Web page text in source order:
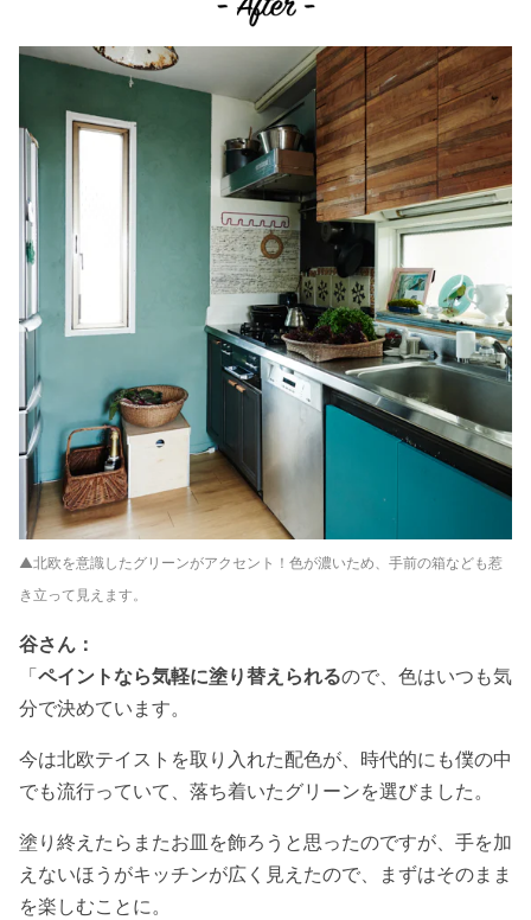
▲北欧を意識したグリーンがアクセント！色が濃いため、手前の箱なども惹
き立って見えます。
谷さん：
「ペイントなら気軽に塗り替えられるので、色はいつも気
分で決めています。
今は北欧テイストを取り入れた配色が、時代的にも僕の中
でも流行っていて、落ち着いたグリーンを選びました。
塗り終えたらまたお皿を飾ろうと思ったのですが、手を加
えないほうがキッチンが広く見えたので、まずはそのまま
を楽しむことに。